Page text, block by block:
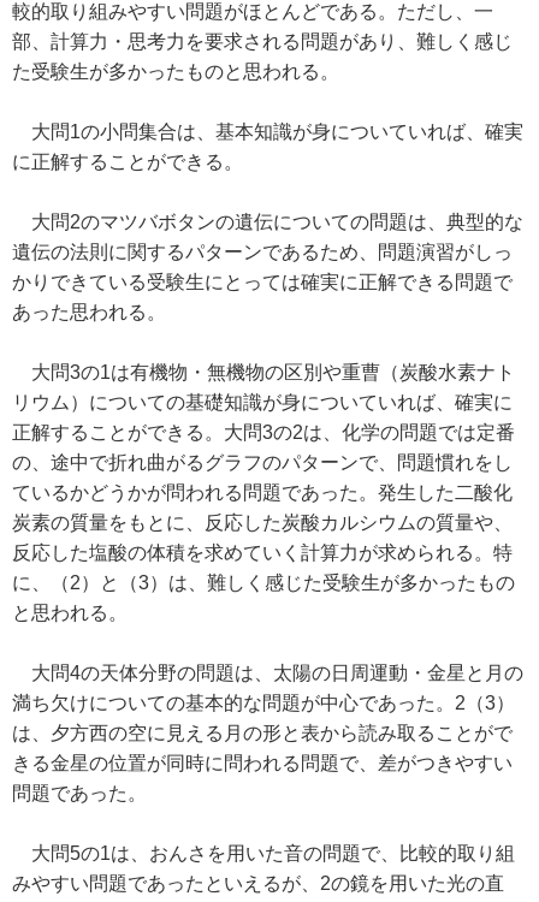
較的取り組みやすい問題がほとんどである。ただし、一
部、計算力・思考力を要求される問題があり、難しく感じ
た受験生が多かったものと思われる。
大問1の小問集合は、基本知識が身についていれば、確実
に正解することができる。
大問2のマツバボタンの遺伝についての問題は、典型的な
遺伝の法則に関するパターンであるため、問題演習がしっ
かりできている受験生にとっては確実に正解できる問題で
あった思われる。
大問3の1は有機物・無機物の区別や重曹（炭酸水素ナト
リウム）についての基礎知識が身についていれば、確実に
正解することができる。大問3の2は、化学の問題では定番
の、途中で折れ曲がるグラフのパターンで、問題慣れをし
ているかどうかが問われる問題であった。発生した二酸化
炭素の質量をもとに、反応した炭酸カルシウムの質量や、
反応した塩酸の体積を求めていく計算力が求められる。特
に、（2）と（3）は、難しく感じた受験生が多かったもの
と思われる。
大問4の天体分野の問題は、太陽の日周運動・金星と月の
満ち欠けについての基本的な問題が中心であった。2（3）
は、夕方西の空に見える月の形と表から読み取ることがで
きる金星の位置が同時に問われる問題で、差がつきやすい
問題であった。
大問5の1は、おんさを用いた音の問題で、比較的取り組
みやすい問題であったといえるが、2の鏡を用いた光の直